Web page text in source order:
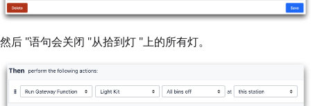
然后 "语句会关闭 "从拾到灯 "上的所有灯。